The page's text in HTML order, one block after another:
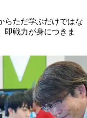
らただ学ぶだけではな
即戦力が身につきま